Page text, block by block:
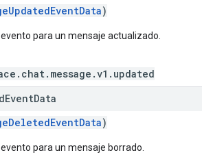
)
para un mensaje actualizado.
EventData
)
para un mensaje borrado.